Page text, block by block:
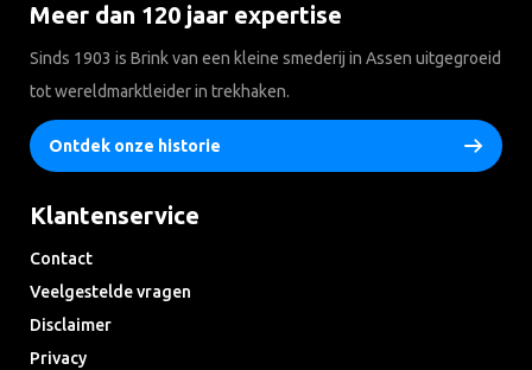
Meer dan 120 jaar expertise
Sinds 1903 is Brink van een kleine smederij in Assen uitgegroeid
tot wereldmarktleider in trekhaken.
Ontdek onze historie
Klantenservice
Contact
Veelgestelde vragen
Disclaimer
Privacy